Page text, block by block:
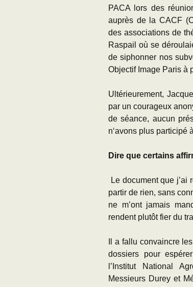
PACA lors des
auprès de la CACF
des associations de
Raspail où se
de siphonner nos
Objectif Image Paris à
Ultérieurement,
par un courageux
de séance, aucun
n‘avons plus participé
Dire que certains
Le document que j’ai
partir de rien, sans
ne m’ont jamais
rendent plutôt fier du
Il a fallu convaincre
dossiers pour
l’Institut National
Messieurs Durey et